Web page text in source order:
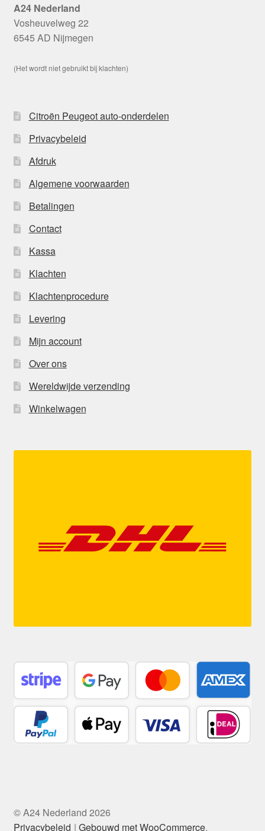
A24 Nederland
Vosheuvelweg 22
6545 AD Nijmegen
(Het wordt niet gebruikt bij klachten)
Citroën Peugeot auto-onderdelen
Privacybeleid
Afdruk
Algemene voorwaarden
Betalingen
Contact
Kassa
Klachten
Klachtenprocedure
Levering
Mijn account
Over ons
Wereldwijde verzending
Winkelwagen
© A24 Nederland 2026
Privacybeleid
Gebouwd met WooCommerce.